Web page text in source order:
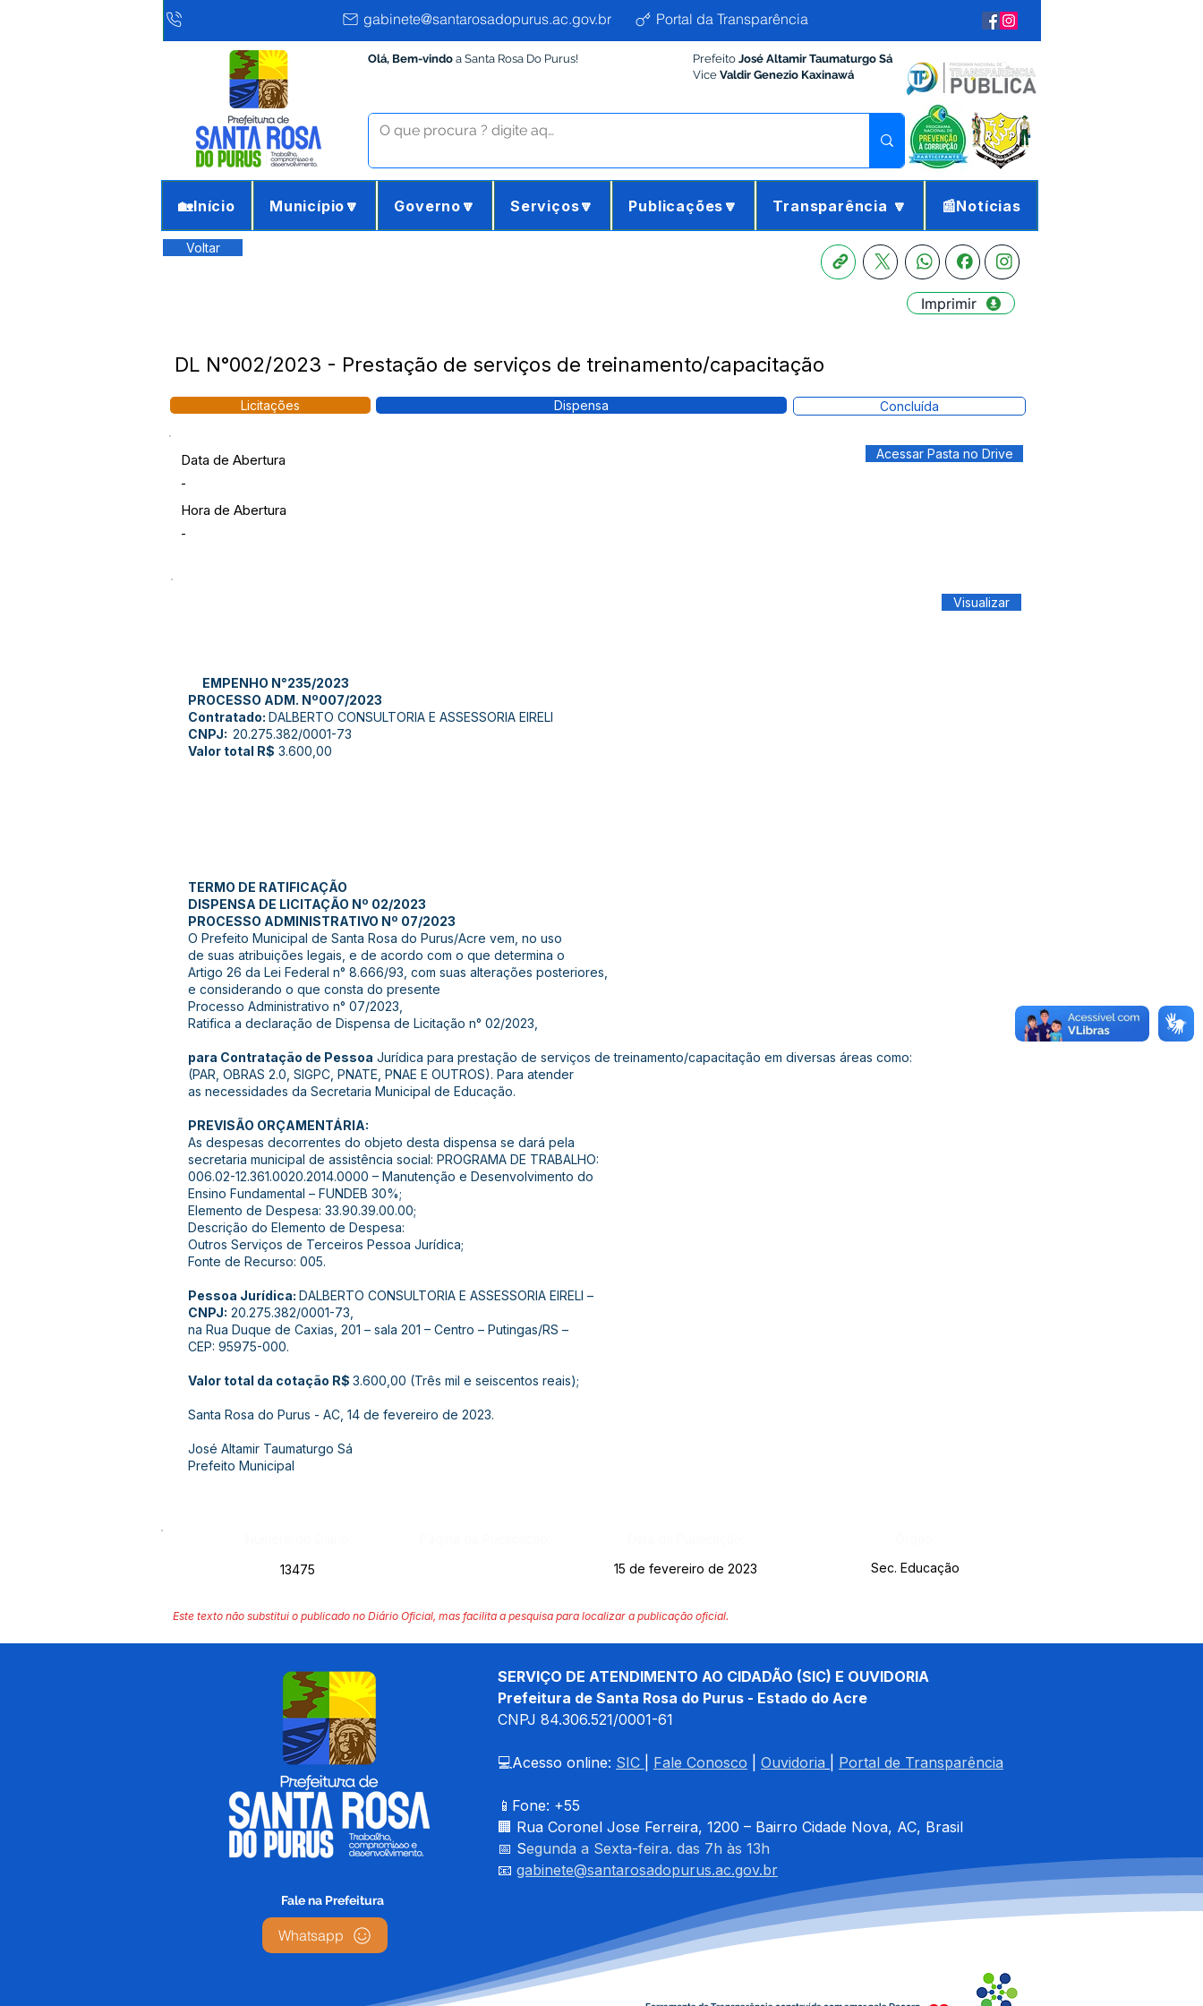
gabinete@santarosadopurus.ac.gov.br Portal da Transparência
Olá, Bem-vindo a Santa Rosa Do Purus! Prefeito José Altamir Taumaturgo Sá
Vice Valdir Genezio Kaxinawá
🏡Início Município🔽 Governo🔽 Serviços🔽 Publicações🔽 Transparência 🔽 📰Notícias
Voltar
Imprimir
DL N°002/2023 - Prestação de serviços de treinamento/capacitação
Licitações Dispensa Concluída
Data de Abertura
-
Hora de Abertura
-
Acessar Pasta no Drive
Visualizar
EMPENHO N°235/2023
PROCESSO ADM. Nº007/2023
Contratado: DALBERTO CONSULTORIA E ASSESSORIA EIRELI
CNPJ: 20.275.382/0001-73
Valor total R$ 3.600,00
TERMO DE RATIFICAÇÃO
DISPENSA DE LICITAÇÃO Nº 02/2023
PROCESSO ADMINISTRATIVO Nº 07/2023
O Prefeito Municipal de Santa Rosa do Purus/Acre vem, no uso
de suas atribuições legais, e de acordo com o que determina o
Artigo 26 da Lei Federal n° 8.666/93, com suas alterações posteriores,
e considerando o que consta do presente
Processo Administrativo n° 07/2023,
Ratifica a declaração de Dispensa de Licitação n° 02/2023,
para Contratação de Pessoa Jurídica para prestação de serviços de treinamento/capacitação em diversas áreas como:
(PAR, OBRAS 2.0, SIGPC, PNATE, PNAE E OUTROS). Para atender
as necessidades da Secretaria Municipal de Educação.
PREVISÃO ORÇAMENTÁRIA:
As despesas decorrentes do objeto desta dispensa se dará pela
secretaria municipal de assistência social: PROGRAMA DE TRABALHO:
006.02-12.361.0020.2014.0000 – Manutenção e Desenvolvimento do
Ensino Fundamental – FUNDEB 30%;
Elemento de Despesa: 33.90.39.00.00;
Descrição do Elemento de Despesa:
Outros Serviços de Terceiros Pessoa Jurídica;
Fonte de Recurso: 005.
Pessoa Jurídica: DALBERTO CONSULTORIA E ASSESSORIA EIRELI –
CNPJ: 20.275.382/0001-73,
na Rua Duque de Caxias, 201 – sala 201 – Centro – Putingas/RS –
CEP: 95975-000.
Valor total da cotação R$ 3.600,00 (Três mil e seiscentos reais);
Santa Rosa do Purus - AC, 14 de fevereiro de 2023.
José Altamir Taumaturgo Sá
Prefeito Municipal
13475
15 de fevereiro de 2023 Sec. Educação
Este texto não substitui o publicado no Diário Oficial, mas facilita a pesquisa para localizar a publicação oficial.
SERVIÇO DE ATENDIMENTO AO CIDADÃO (SIC) E OUVIDORIA
Prefeitura de Santa Rosa do Purus - Estado do Acre
CNPJ 84.306.521/0001-61
💻Acesso online: SIC Fale Conosco Ouvidoria Portal de Transparência
📱Fone: +55
🏢 Rua Coronel Jose Ferreira, 1200 – Bairro Cidade Nova, AC, Brasil
📅 Segunda a Sexta-feira. das 7h às 13h
📧 gabinete@santarosadopurus.ac.gov.br
Fale na Prefeitura
Whatsapp